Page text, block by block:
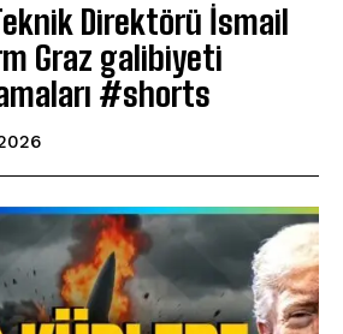
Direktörü İsmail
Graz galibiyeti
#shorts